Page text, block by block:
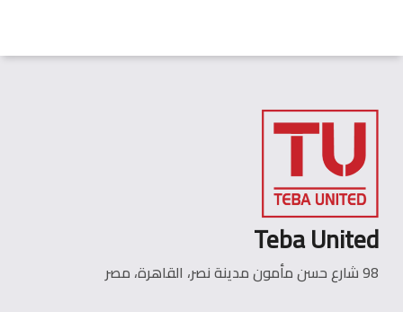
Teba United
98 شارع حسن مأمون مدينة نصر، القاهرة، مصر